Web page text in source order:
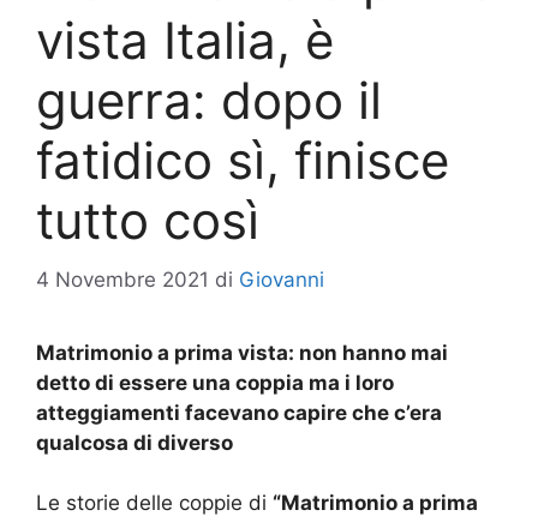
vista Italia, è
guerra: dopo il
fatidico sì, finisce
tutto così
4 Novembre 2021 di Giovanni
Matrimonio a prima vista: non hanno mai
detto di essere una coppia ma i loro
atteggiamenti facevano capire che c’era
qualcosa di diverso
Le storie delle coppie di “Matrimonio a prima